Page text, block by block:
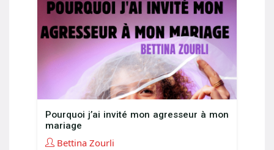
Pourquoi j’ai invité mon agresseur à mon
mariage
Bettina Zourli